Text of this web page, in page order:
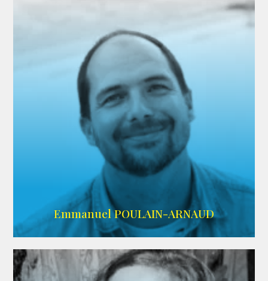
AGENCE SINGULARIST
Emmanuel POULAIN-ARNAUD